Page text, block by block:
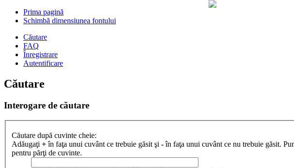
Prima pagină
Schimbă dimensiunea fontului
Căutare
FAQ
Înregistrare
Autentificare
Căutare
Interogare de căutare
Căutare după cuvinte cheie:
Adăugaţi +în faţa unui cuvânt ce trebuie găsit şi -în faţa unui cuvânt ce nu trebuie găsit.
pentru părţi de cuvinte.